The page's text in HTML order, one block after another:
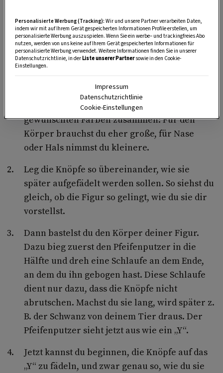
& große Entdeckerinnen und
Forscher
Zuerst suchst du die richtigen Knöpfe in den
gewünschten Farben zusammen: Für den
Körper brauchst du eher große, für Nase
oder Hals nimmst du kleinere.
Leg die Knöpfe so übereinander, wie sie
später aufgefädelt werden sollen. So siehst du
gleich, ob die Figur so gelingt, wie du sie dir
vorstellst.
Dann bastelst du den Körper deiner Figur.
Dazu bieg zuerst den Pfeifenputzer in die
Hälfte und dreh eine Schlaufe an dem Ende,
an dem du ihn gebogen hast. Diese Schlaufe
dient nur dazu, dass die Knöpfe nicht
abrutschen. Machst du sie lang, wird später z.
B. der Schwanz von deinem Tier draus. Der
Pfeifenputzer sieht jetzt aus wie ein „Y“.
Jetzt kannst du beginnen, die Knöpfe auf das
„Y“ zu fädeln, und zwar genau so, wie du sie
Personalisierte Werbung (Tracking): Wir und unsere Partner verarbeiten Daten,
indem wir mit auf Ihrem Gerät gespeicherten Informationen Profile erstellen, um
personalisierte Werbung auszuspielen. Wenn Sie ein werbe– und trackingfreies Abo
nutzen, werden von uns keine auf Ihrem Gerät gespeicherten Informationen für
personalisierte Werbung verwendet. Weitere Informationen finden Sie in unserer
Datenschutzrichtlinie, in derListe unserer Partnersowie in den Cookie-
Einstellungen.
Impressum
Datenschutzrichtlinie
Cookie-Einstellungen